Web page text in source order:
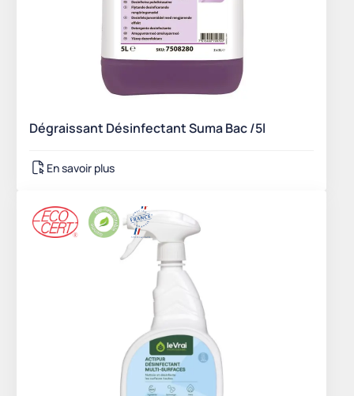
Dégraissant Désinfectant Suma Bac /5l
En savoir plus